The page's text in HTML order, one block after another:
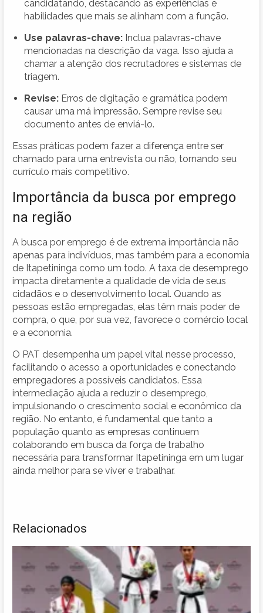
candidatando, destacando as experiências e
habilidades que mais se alinham com a função.
Use palavras-chave: Inclua palavras-chave
mencionadas na descrição da vaga. Isso ajuda a
chamar a atenção dos recrutadores e sistemas de
triagem.
Revise: Erros de digitação e gramática podem
causar uma má impressão. Sempre revise seu
documento antes de enviá-lo.
Essas práticas podem fazer a diferença entre ser
chamado para uma entrevista ou não, tornando seu
currículo mais competitivo.
Importância da busca por emprego
na região
A busca por emprego é de extrema importância não
apenas para indivíduos, mas também para a economia
de Itapetininga como um todo. A taxa de desemprego
impacta diretamente a qualidade de vida de seus
cidadãos e o desenvolvimento local. Quando as
pessoas estão empregadas, elas têm mais poder de
compra, o que, por sua vez, favorece o comércio local
e a economia.
O PAT desempenha um papel vital nesse processo,
facilitando o acesso a oportunidades e conectando
empregadores a possíveis candidatos. Essa
intermediação ajuda a reduzir o desemprego,
impulsionando o crescimento social e econômico da
região. No entanto, é fundamental que tanto a
população quanto as empresas continuem
colaborando em busca da força de trabalho
necessária para transformar Itapetininga em um lugar
ainda melhor para se viver e trabalhar.
Relacionados